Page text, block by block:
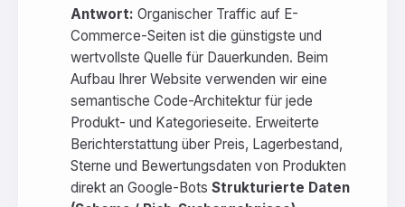
Antwort: Organischer Traffic auf E-
Commerce-Seiten ist die günstigste und
wertvollste Quelle für Dauerkunden. Beim
Aufbau Ihrer Website verwenden wir eine
semantische Code-Architektur für jede
Produkt- und Kategorieseite. Erweiterte
Berichterstattung über Preis, Lagerbestand,
Sterne und Bewertungsdaten von Produkten
direkt an Google-Bots Strukturierte Daten